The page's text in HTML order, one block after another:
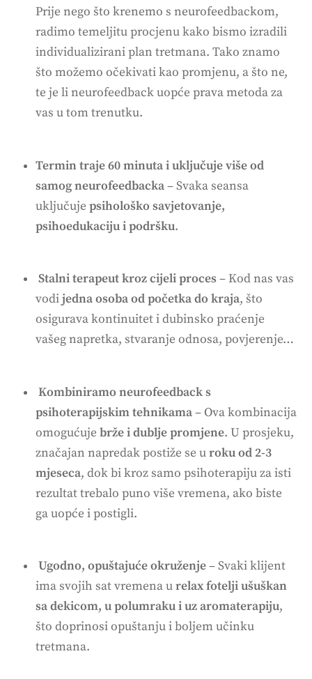
Prije nego što krenemo s neurofeedbackom,
radimo temeljitu procjenu kako bismo izradili
individualizirani plan tretmana. Tako znamo
što možemo očekivati kao promjenu, a što ne,
te je li neurofeedback uopće prava metoda za
vas u tom trenutku.
Termin traje 60 minuta i uključuje više od
samog neurofeedbacka– Svaka seansa
uključuje psihološko savjetovanje,
psihoedukaciju i podršku.
Stalni terapeut kroz cijeli proces– Kod nas vas
vodijedna osoba od početka do kraja, što
osigurava kontinuitet i dubinsko praćenje
vašeg napretka, stvaranje odnosa, povjerenje…
Kombiniramo neurofeedback s
psihoterapijskim tehnikama– Ova kombinacija
omogućuje brže i dublje promjene. U prosjeku,
značajan napredak postiže se uroku od 2-3
mjeseca, dok bi kroz samo psihoterapiju za isti
rezultat trebalo puno više vremena, ako biste
ga uopće i postigli.
Ugodno, opuštajuće okruženje– Svaki klijent
ima svojih sat vremena urelax fotelji ušuškan
sa dekicom, u polumraku i uz aromaterapiju,
što doprinosi opuštanju i boljem učinku
tretmana.